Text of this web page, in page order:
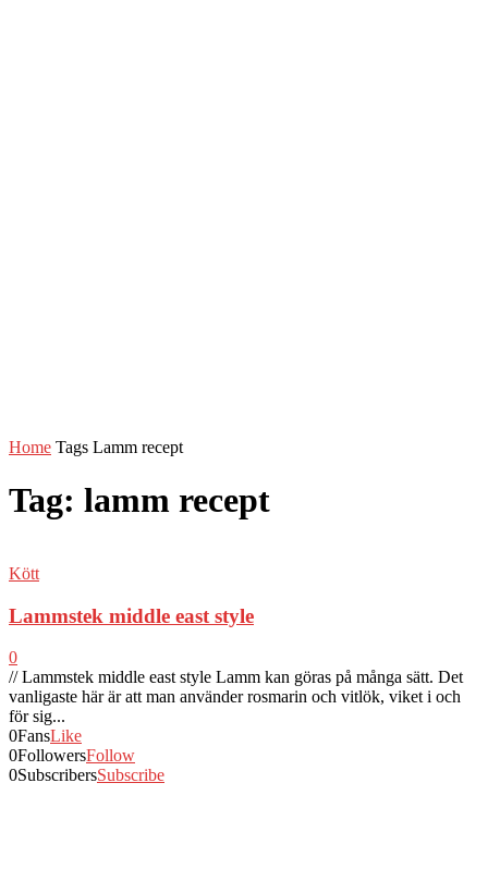
Home Tags Lamm recept
Tag: lamm recept
Kött
Lammstek middle east style
0
// Lammstek middle east style Lamm kan göras på många sätt. Det
vanligaste här är att man använder rosmarin och vitlök, viket i och
för sig...
0FansLike
0FollowersFollow
0SubscribersSubscribe